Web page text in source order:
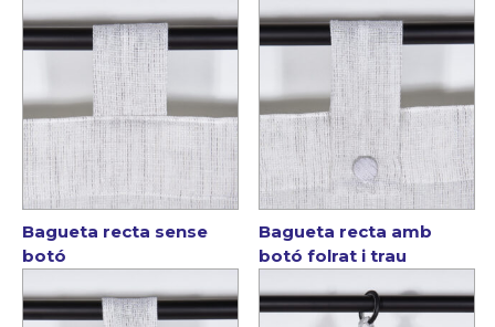
Bagueta recta sense
botó
Bagueta recta amb
botó folrat i trau